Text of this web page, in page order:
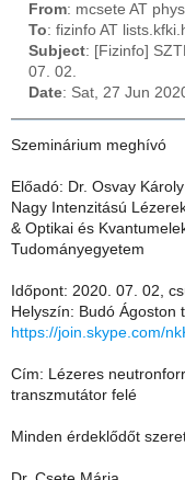
From: mcsete AT
To: fizinfo AT
Subject: [Fizinfo]
07. 02.
Date: Sat, 27 Jun
Szeminárium meghívó
Előadó: Dr. Osvay Károly
Nagy Intenzitású
& Optikai és
Tudományegyetem
Időpont: 2020. 07. 02,
Helyszín: Budó Ágoston
https://join.skype.com/
Cím: Lézeres
transzmutátor felé
Minden érdeklődőt